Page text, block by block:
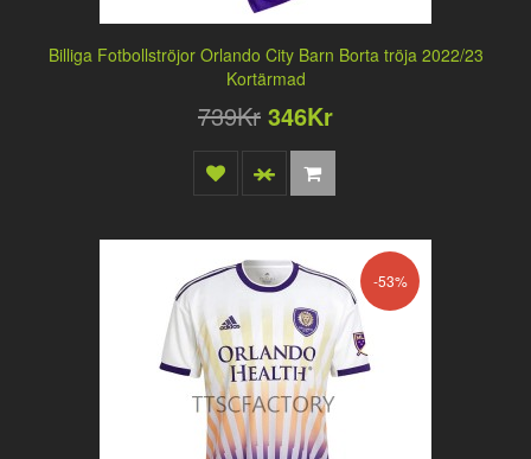
Billiga Fotbollströjor Orlando City Barn Borta tröja 2022/23
Kortärmad
739Kr 346Kr
-53%